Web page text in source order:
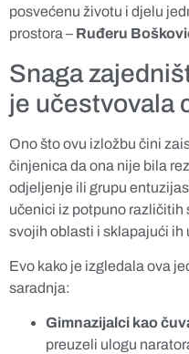
posvećenu životu i djelu
prostora – Ruđeru
Snaga
je učestvovala
Ono što ovu izložbu čini
činjenica da ona nije bila
odjeljenje ili grupu
učenici iz potpuno različitih
svojih oblasti i sklapajući ih
Evo kako je izgledala ova
saradnja:
Gimnazijalci kao
preuzeli ulogu